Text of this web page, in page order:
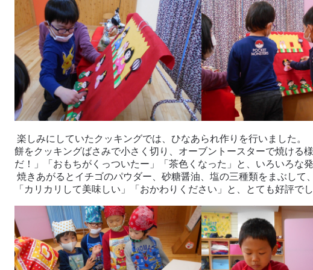
楽しみにしていたクッキングでは、ひなあられ作りを行いました。
餅をクッキングばさみで小さく切り、オーブントースターで焼ける
だ！」「おもちがくっついたー」「茶色くなった」と、いろいろな
焼きあがるとイチゴのパウダー、砂糖醤油、塩の三種類をまぶして
「カリカリして美味しい」「おかわりください」と、とても好評でし